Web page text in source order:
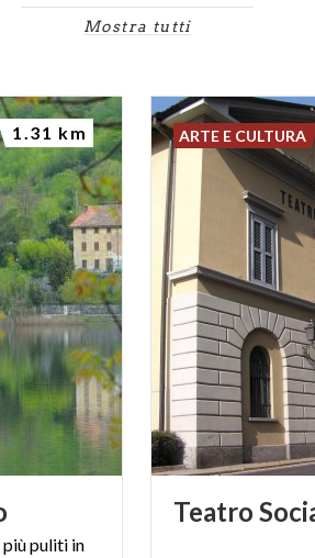
Mostra tutti
puliti in
1.31 km
Teatro
ARTE E CULTURA